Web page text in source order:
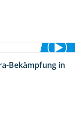
2:00
Bekämpfung in